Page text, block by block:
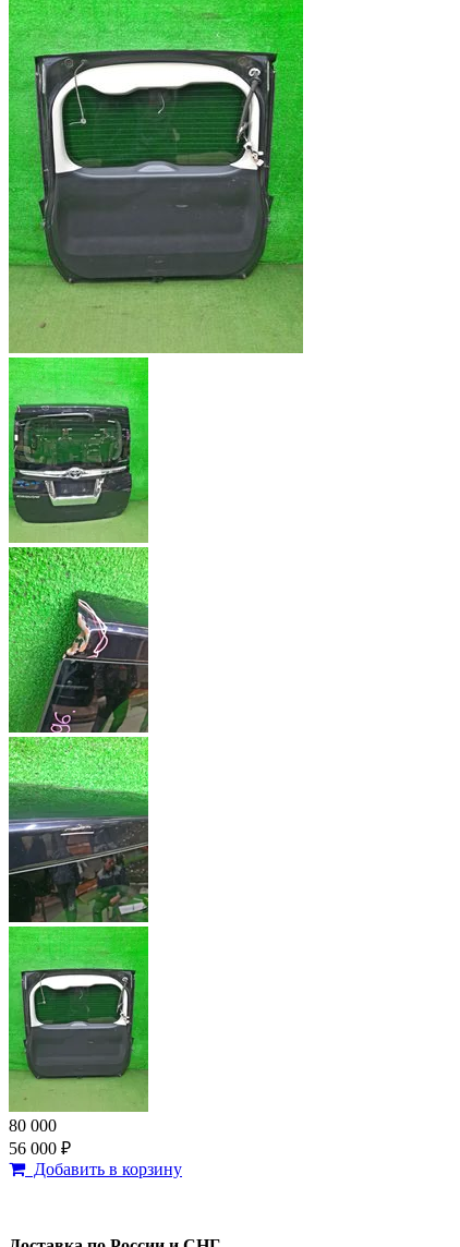
80 000
56 000 ₽
Добавить в корзину